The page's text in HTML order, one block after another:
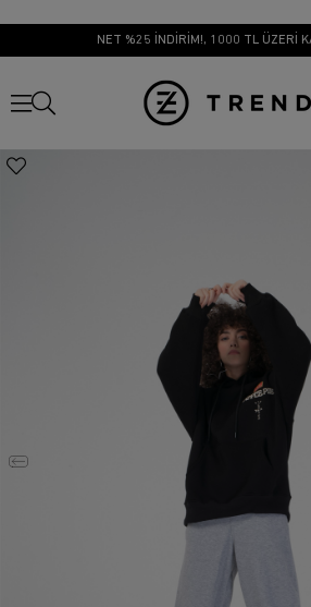
NET %25 İNDİRİM!, 1000 TL ÜZERİ